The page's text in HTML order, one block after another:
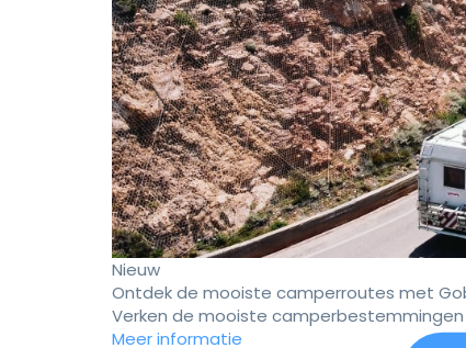
Nieuw
Ontdek de mooiste camperroutes met
Verken de mooiste camperbestemmingen
Meer informatie